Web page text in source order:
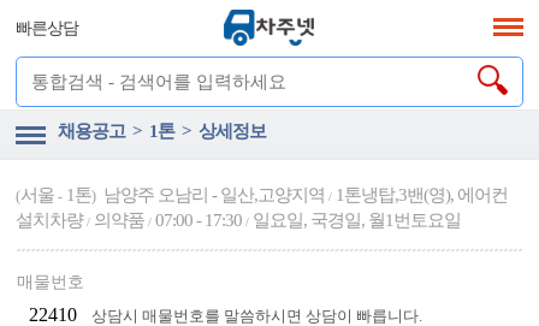
빠른상담
채용공고 > 1톤 > 상세정보
(서울 - 1톤) 남양주 오남리 - 일산,고양지역/ 1톤냉탑,3밴(영), 에어컨
설치차량/ 의약품/ 07:00 - 17:30/ 일요일, 국경일, 월1번토요일
매물번호
22410 상담시 매물번호를 말씀하시면 상담이 빠릅니다.